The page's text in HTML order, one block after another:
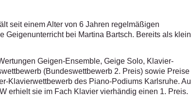
seit einem Alter von 6 Jahren regelmäßigen
Geigenunterricht bei Martina Bartsch. Bereits als
Geigen-Ensemble, Geige Solo, Klavier-
(Bundeswettbewerb 2. Preis) sowie
Klavierwettbewerb des Piano-Podiums Karlsruhe.
erhielt sie im Fach Klavier vierhändig einen 1. Preis.